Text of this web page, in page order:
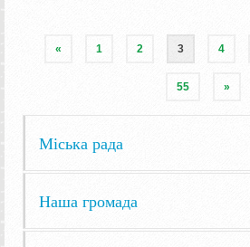
« 1 2 3 4
55 »
Міська рада
Наша громада